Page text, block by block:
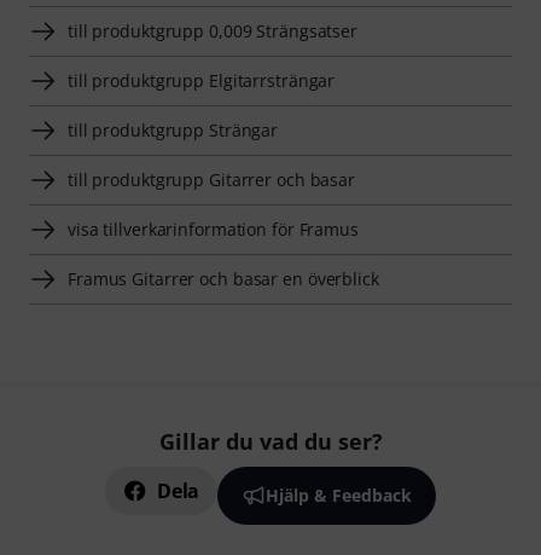
till produktgrupp 0,009 Strängsatser
till produktgrupp Elgitarrsträngar
till produktgrupp Strängar
till produktgrupp Gitarrer och basar
visa tillverkarinformation för Framus
Framus Gitarrer och basar en överblick
Gillar du vad du ser?
Dela Hjälp & Feedback